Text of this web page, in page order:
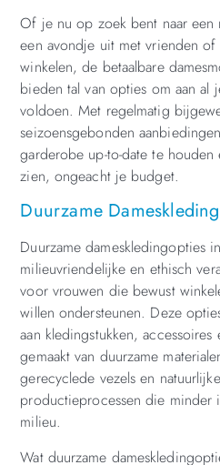
Of je nu op zoek bent naar
een avondje uit met vrienden
winkelen, de betaalbare
bieden tal van opties om aan al
voldoen. Met regelmatig
seizoensgebonden
garderobe up-to-date te
zien, ongeacht je budget.
Duurzame
Duurzame dameskledingopties
milieuvriendelijke en ethisch
voor vrouwen die bewust
willen ondersteunen. Deze
aan kledingstukken,
gemaakt van duurzame
gerecyclede vezels en
productieprocessen die minder
milieu.
Wat duurzame